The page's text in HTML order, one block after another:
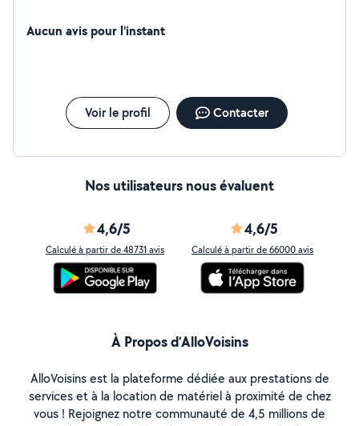
Aucun avis pour l'instant
Voir le profil Contacter
Nos utilisateurs nous évaluent
4,6/5
Calculé à partir de 48731 avis
4,6/5
Calculé à partir de 66000 avis
À Propos d’AlloVoisins
AlloVoisins est la plateforme dédiée aux prestations de
services et à la location de matériel à proximité de chez
vous ! Rejoignez notre communauté de 4,5 millions de